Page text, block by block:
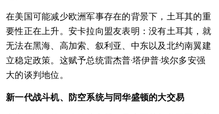
在美国可能减少欧洲军事存在的背景下，土耳其的重
要性正在上升。安卡拉向盟友表明：没有土耳其，就
无法在黑海、高加索、叙利亚、中东以及北约南翼建
立稳定政策。这赋予总统雷杰普·塔伊普·埃尔多安强
大的谈判地位。
新一代战斗机、防空系统与同华盛顿的大交易